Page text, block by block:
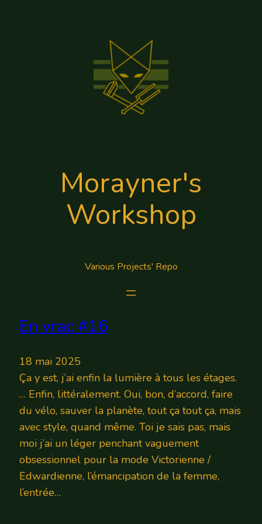
Morayner's
Workshop
Various Projects' Repo
En vrac #16
18 mai 2025
Ça y est, j’ai enfin la lumière à tous les étages.
… Enfin, littéralement. Oui, bon, d’accord, faire
du vélo, sauver la planète, tout ça tout ça, mais
avec style, quand même. Toi je sais pas, mais
moi j’ai un léger penchant vaguement
obsessionnel pour la mode Victorienne /
Edwardienne, l’émancipation de la femme,
l’entrée…